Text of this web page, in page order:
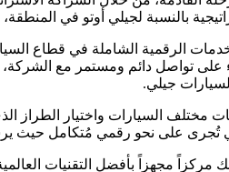
بالنسبة لجيلي أوتو في
الرقمية الشاملة في قطاع
على تواصل دائم ومستمر مع
جيلي.
مختلف السيارات واختيار الطراز
تُجرى على نحو رقمي مُتكامل حيث